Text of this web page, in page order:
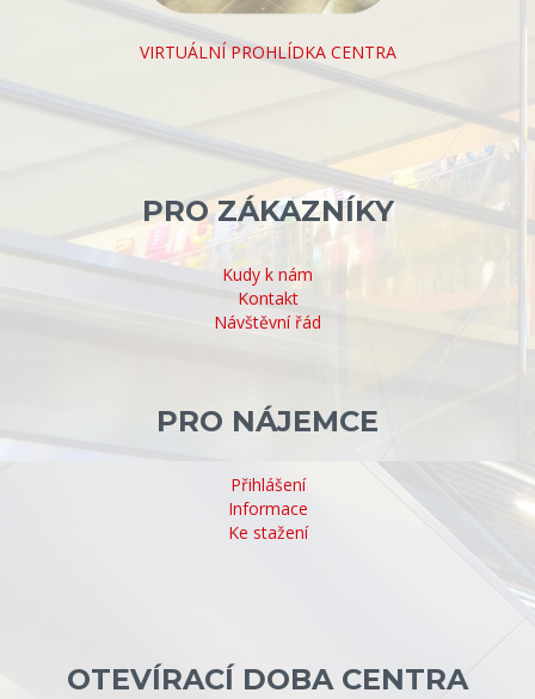
VIRTUÁLNÍ PROHLÍDKA CENTRA
PRO ZÁKAZNÍKY
Kudy k nám
Kontakt
Návštěvní řád
PRO NÁJEMCE
Přihlášení
Informace
Ke stažení
OTEVÍRACÍ DOBA CENTRA